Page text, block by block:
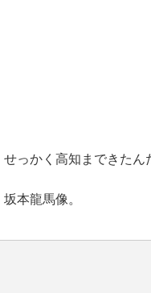
せっかく高知まできたん
坂本龍馬像。